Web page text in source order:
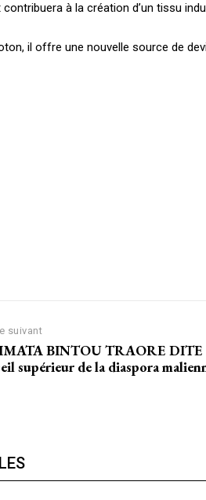
à la création d’un tissu
il offre une nouvelle source de
suivant
BINTOU TRAORE DITE
supérieur de la diaspora